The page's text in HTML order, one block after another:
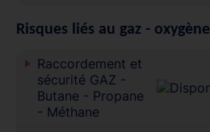
Risques liés au gaz - oxygène
Raccordement et
sécurité GAZ -
Butane - Propane
- Méthane